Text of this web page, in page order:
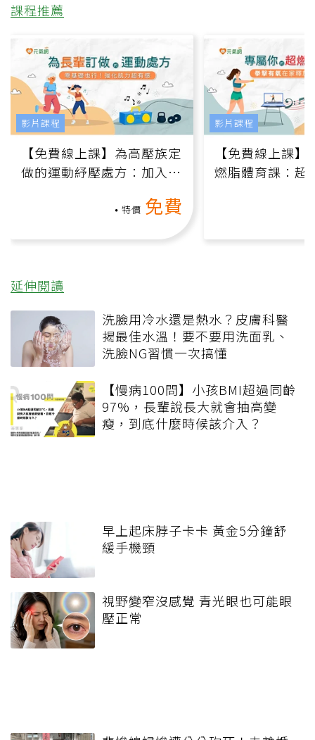
課程推薦
【免費線上課】為高壓族定
做的運動紓壓處方：加入行
特價 免費
影片課程
【免費線上課
燃脂體育課：超
影片課程
延伸閱讀
洗臉用冷水還是熱水？皮膚科醫
揭最佳水溫！要不要用洗面乳、
洗臉NG習慣一次搞懂
【慢病100問】小孩BMI超過同齡
97%，長輩說長大就會抽高變
瘦，到底什麼時候該介入？
早上起床脖子卡卡 黃金5分鐘舒
緩手機頸
視野變窄沒感覺 青光眼也可能眼
壓正常